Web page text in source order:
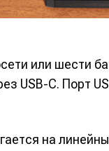
или шести
USB-C. Порт
на